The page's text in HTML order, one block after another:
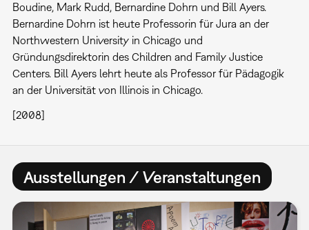
Boudine, Mark Rudd, Bernardine Dohrn und Bill Ayers.
Bernardine Dohrn ist heute Professorin für Jura an der
Northwestern University in Chicago und
Gründungsdirektorin des Children and Family Justice
Centers. Bill Ayers lehrt heute als Professor für Pädagogik
an der Universität von Illinois in Chicago.
[2008]
Ausstellungen / Veranstaltungen